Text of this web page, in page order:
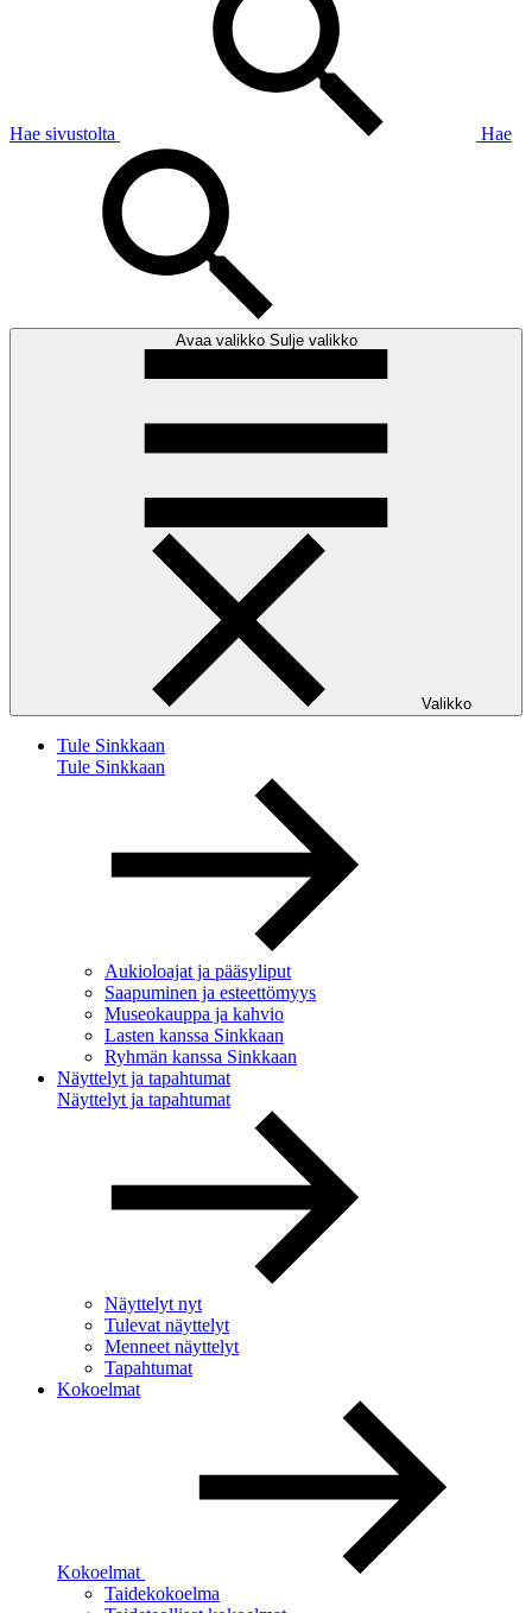
Hae sivustolta Hae
Avaa valikko Sulje valikko
Valikko
Tule Sinkkaan
Tule Sinkkaan
Aukioloajat ja pääsyliput
Saapuminen ja esteettömyys
Museokauppa ja kahvio
Lasten kanssa Sinkkaan
Ryhmän kanssa Sinkkaan
Näyttelyt ja tapahtumat
Näyttelyt ja tapahtumat
Näyttelyt nyt
Tulevat näyttelyt
Menneet näyttelyt
Tapahtumat
Kokoelmat
Kokoelmat
Taidekokoelma